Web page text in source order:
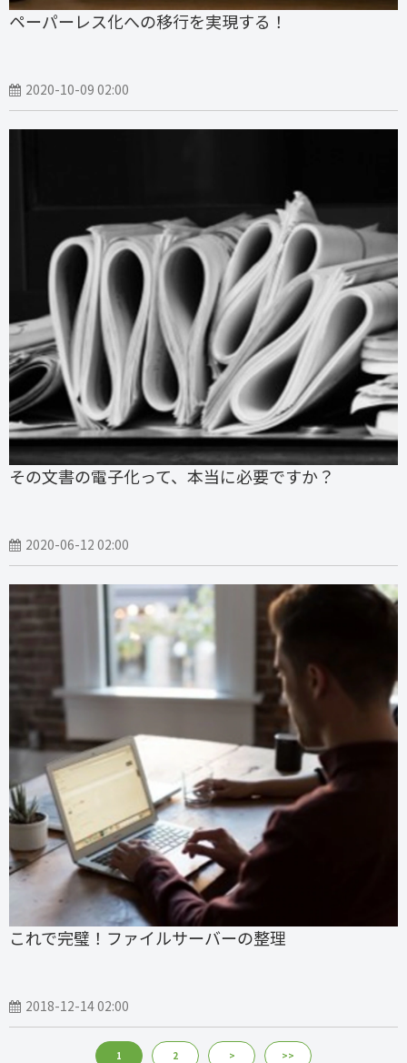
ペーパーレス化への移行を実現する！
2020-10-09 02:00
その文書の電子化って、本当に必要ですか？
2020-06-12 02:00
これで完璧！ファイルサーバーの整理
2018-12-14 02:00
1 2 > >>